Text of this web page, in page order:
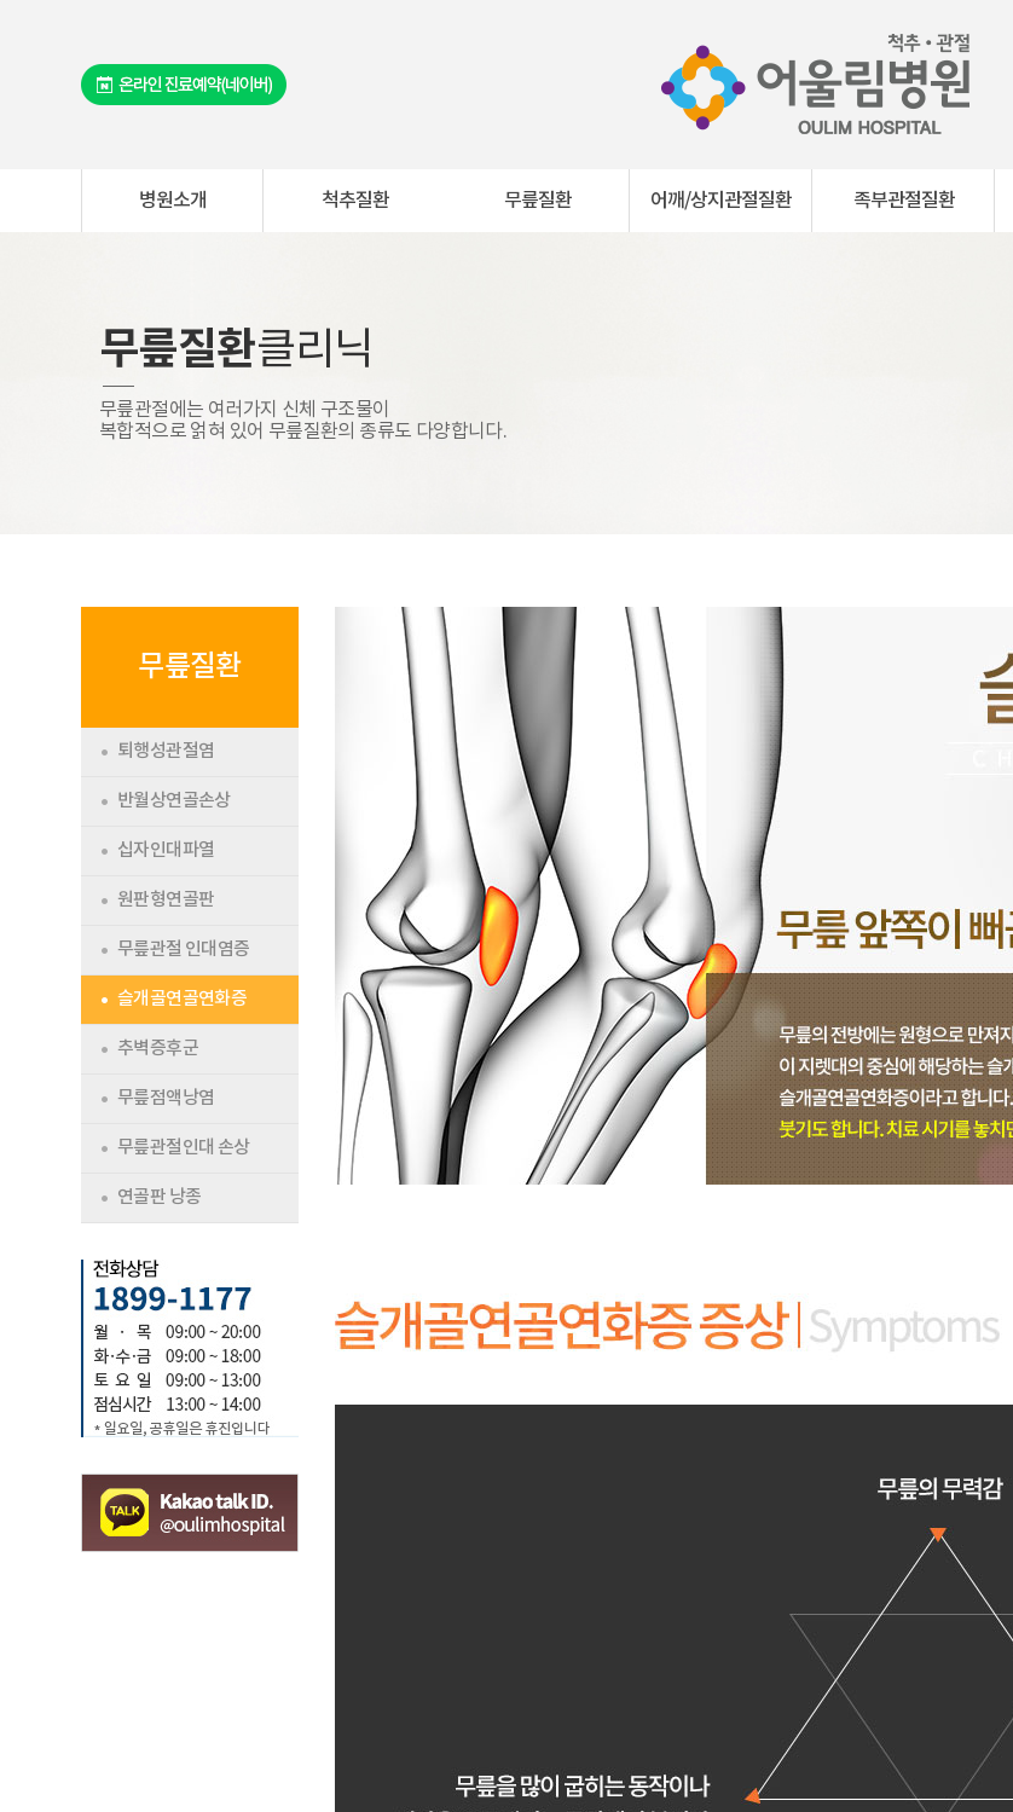
병원소개 척추질환 무릎질환 어깨/상지관절질환 족부관절질환
무릎질환클리닉
무릎관절에는 여러가지 신체 구조물이
복합적으로 얽혀 있어 무릎질환의 종류도 다양합니다.
무릎질환
퇴행성관절염
반월상연골손상
십자인대파열
원판형연골판
무릎관절 인대염증
슬개골연골연화증
추벽증후군
무릎점액낭염
무릎관절인대 손상
연골판 낭종